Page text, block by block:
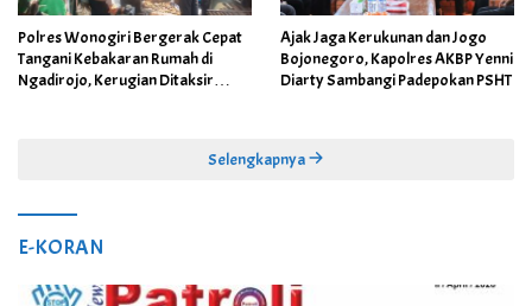
Polres Wonogiri Bergerak Cepat
Tangani Kebakaran Rumah di
Ngadirojo, Kerugian Ditaksir
Ajak Jaga Kerukunan dan Jogo
Bojonegoro, Kapolres AKBP Yenni
Diarty Sambangi Padepokan PSHT
Selengkapnya
E-KORAN